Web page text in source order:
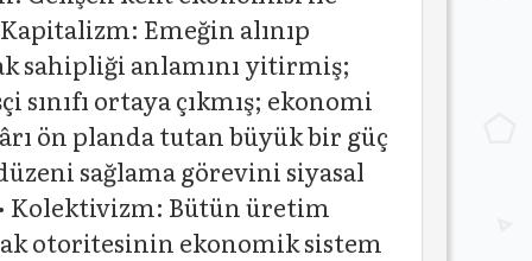
Emeğin alınıp
sahipliği anlamını yitirmiş;
ortaya çıkmış; ekonomi
ön planda tutan büyük bir güç
sağlama görevini siyasal
Kolektivizm: Bütün üretim
otoritesinin ekonomik sistem